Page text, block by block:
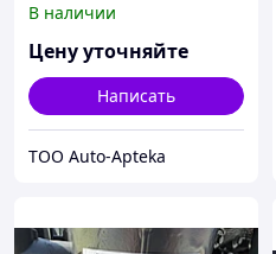
В наличии
Цену уточняйте
Написать
ТОО Auto-Apteka